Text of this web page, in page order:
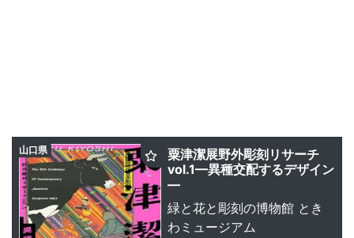
粟津潔展野外彫刻リサーチ
vol.1—異種交配するデザイン
—
緑と花と彫刻の博物館 とき
わミュージアム
山口県